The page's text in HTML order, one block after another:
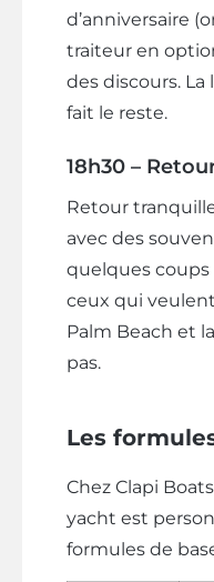
d’anniversaire
traiteur en
des discours.
fait le reste.
18h30 –
Retour
avec des
quelques coups
ceux qui
Palm Beach et
pas.
Les
Chez Clapi
yacht est
formules de